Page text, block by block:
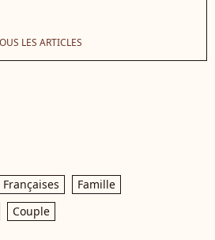
LES ARTICLES
Famille
Couple